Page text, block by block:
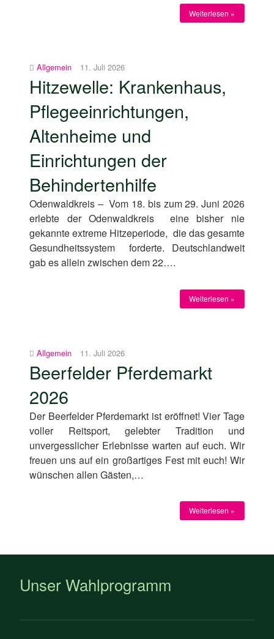
Weiterlesen »
Allgemein 11. Juli 2026
Hitzewelle: Krankenhaus,
Pflegeeinrichtungen,
Altenheime und
Einrichtungen der
Behindertenhilfe
Odenwaldkreis – Vom 18. bis zum 29. Juni 2026
erlebte der Odenwaldkreis eine bisher nie
gekannte extreme Hitzeperiode, die das gesamte
Gesundheitssystem forderte. Deutschlandweit
gab es allein zwischen dem 22….
Weiterlesen »
Allgemein 11. Juli 2026
Beerfelder Pferdemarkt
2026
Der Beerfelder Pferdemarkt ist eröffnet! Vier Tage
voller Reitsport, gelebter Tradition und
unvergesslicher Erlebnisse warten auf euch. Wir
freuen uns auf ein großartiges Fest mit euch! Wir
wünschen allen Gästen,…
Weiterlesen »
Unser Wahlprogramm